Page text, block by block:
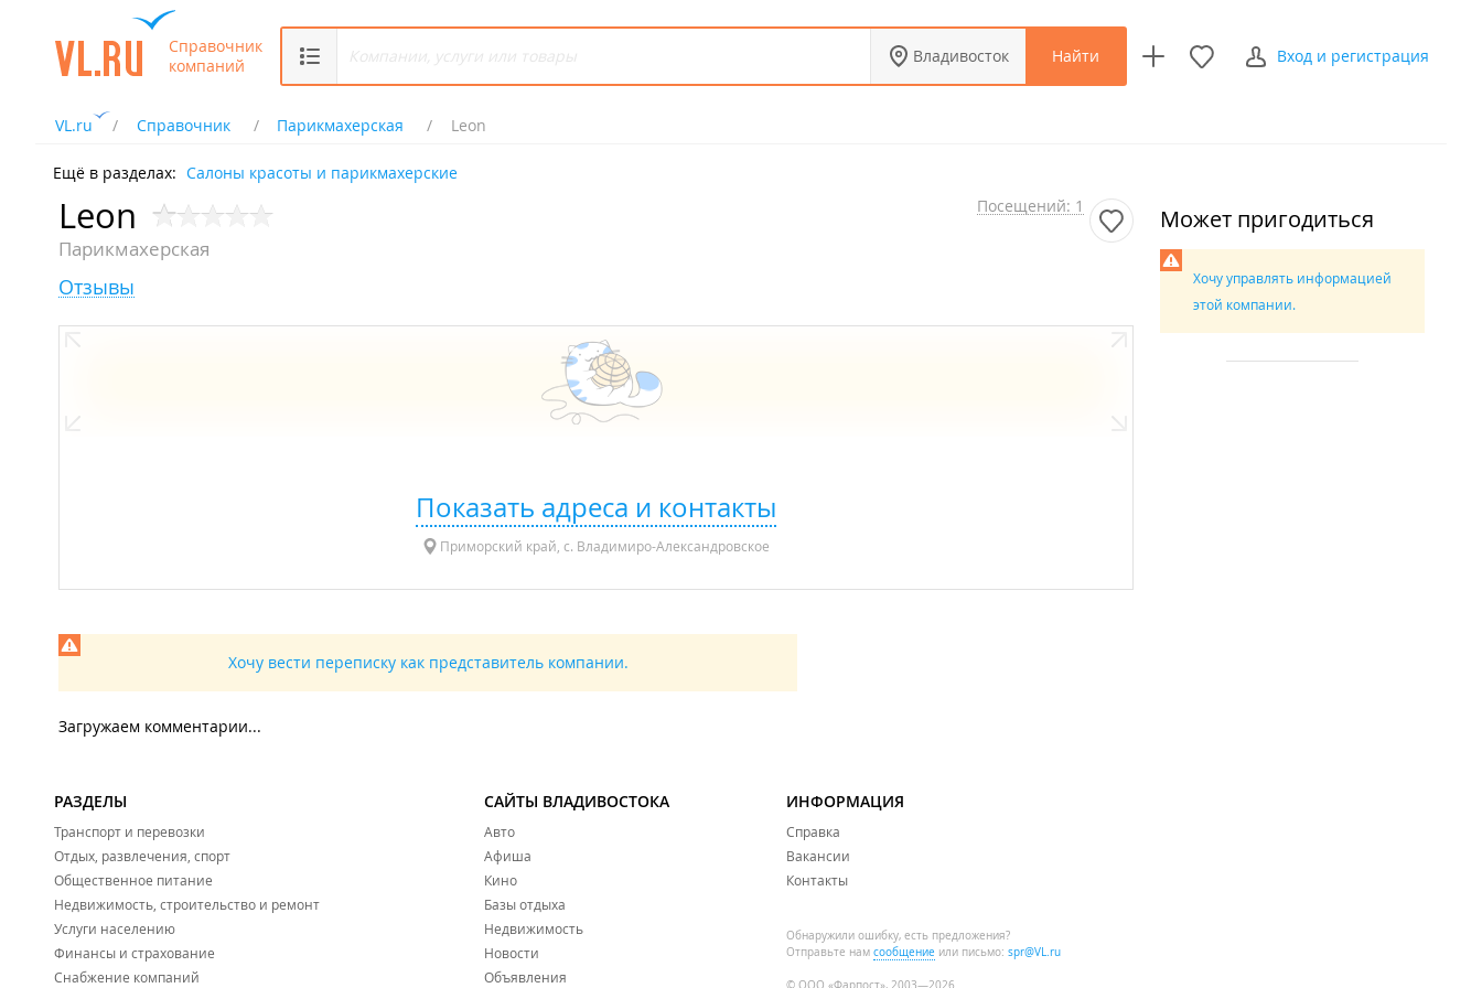
Справочник
компаний
Владивосток Найти Вход и регистрация
VL.ru Справочник Парикмахерская Leon
Ещё в разделах: Салоны красоты и парикмахерские
Leon
Парикмахерская
Посещений: 1
Отзывы
Показать адреса и контакты
Приморский край, с. Владимиро-Александровское
Хочу вести переписку как представитель компании.
Загружаем комментарии...
Может пригодиться
Хочу управлять информацией
этой компании.
РАЗДЕЛЫ
Транспорт и перевозки
Отдых, развлечения, спорт
Общественное питание
Недвижимость, строительство и ремонт
Услуги населению
Финансы и страхование
Снабжение компаний
САЙТЫ ВЛАДИВОСТОКА
Авто
Афиша
Кино
Базы отдыха
Недвижимость
Новости
Объявления
ИНФОРМАЦИЯ
Справка
Вакансии
Контакты
Обнаружили ошибку, есть предложения?
Отправьте нам сообщение или письмо: spr@VL.ru